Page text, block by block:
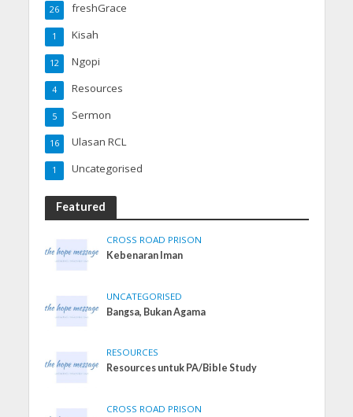
freshGrace
26
Kisah
1
Ngopi
12
Resources
4
Sermon
5
Ulasan RCL
16
Uncategorised
1
Featured
CROSS ROAD PRISON
Kebenaran Iman
UNCATEGORISED
Bangsa, Bukan Agama
RESOURCES
Resources untuk PA/Bible Study
CROSS ROAD PRISON